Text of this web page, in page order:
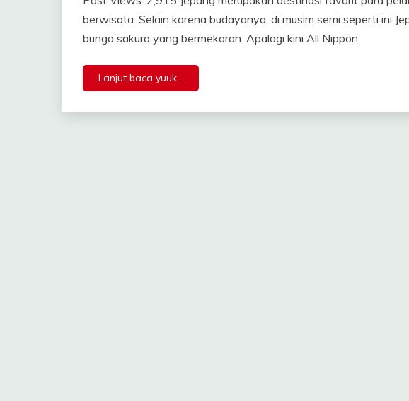
berwisata. Selain karena budayanya, di musim semi seperti ini
bunga sakura yang bermekaran. Apalagi kini All Nippon
Lanjut baca yuuk...